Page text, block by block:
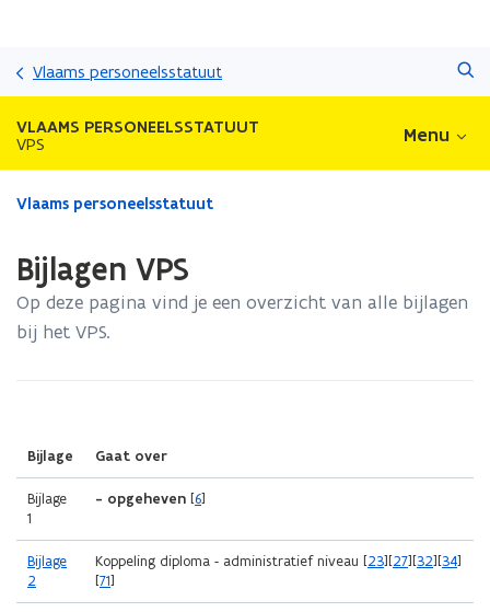
Vlaams personeelsstatuut
VLAAMS PERSONEELSSTATUUT
VPS Menu
Gedaan
bevindt
op:
Vlaams personeelsstatuut
Bijlagen VPS
Op deze pagina vind je een overzicht van alle bijlagen
bij het VPS.
Bijlage Gaat over
Bijlage
1
- opgeheven [6]
Bijlage
2
Koppeling diploma - administratief niveau [23][27][32][34]
[71]